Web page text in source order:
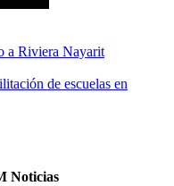
a Riviera Nayarit
de escuelas en
Noticias